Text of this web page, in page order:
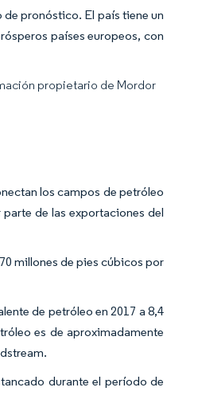
pronóstico. El país tiene un
países europeos, con
propietario de Mordor
los campos de petróleo
de las exportaciones del
millones de pies cúbicos por
de petróleo en 2017 a 8,4
es de aproximadamente
durante el período de